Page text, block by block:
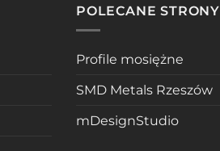
POLECANE STRONY
Profile mosiężne
SMD Metals Rzeszów
mDesignStudio